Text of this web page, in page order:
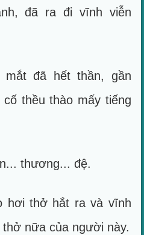
đã ra đi vĩnh viễn
mắt đã hết thần, gần
thều thào mấy tiếng
thương... đệ.
hơi thở hắt ra và vĩnh
nữa của người này.